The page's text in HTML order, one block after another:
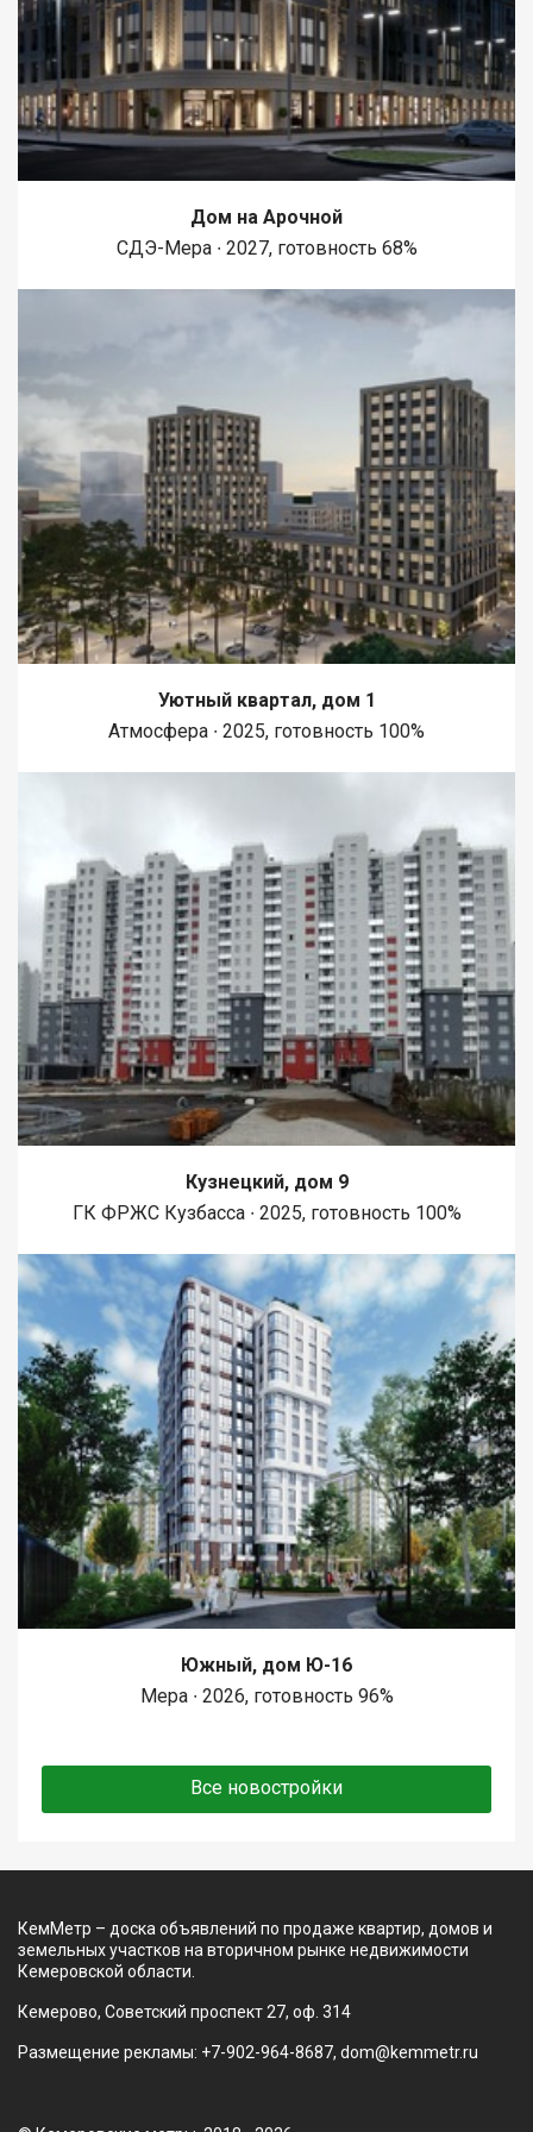
магазин. Приобретая недвижимость через Федеральное
Агентство Недвижимости "Самолёт Плюс", Вы получаете:
юридическое сопровождение; помощь в оформлении ипотеки
на выгодных условиях; помощь в оформлении документов;
Качественный клиентский сервис. Рады будем ответить на
все ваши вопросы с 9:00 до 21:00​. Гарантия юридической
чистоты сделки от компании, которая работает на рынке
недвижимости в городе Кемерово с 2010 года! Звоните!
Дом на Арочной
СДЭ-Мера ∙ 2027, готовность 68%
Уютный квартал, дом 1
Атмосфера ∙ 2025, готовность 100%
Кузнецкий, дом 9
ГК ФРЖС Кузбасса ∙ 2025, готовность 100%
Южный, дом Ю-16
Мера ∙ 2026, готовность 96%
Все новостройки
КемМетр – доска объявлений по продаже квартир, домов и
земельных участков на вторичном рынке недвижимости
Кемеровской области.
Кемерово, Советский проспект 27, оф. 314
Размещение рекламы: +7-902-964-8687, dom@kemmetr.ru